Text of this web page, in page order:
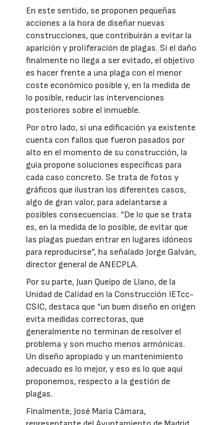
En este sentido, se proponen pequeñas
acciones a la hora de diseñar nuevas
construcciones, que contribuirán a evitar la
aparición y proliferación de plagas. Si el daño
finalmente no llega a ser evitado, el objetivo
es hacer frente a una plaga con el menor
coste económico posible y, en la medida de
lo posible, reducir las intervenciones
posteriores sobre el inmueble.
Por otro lado, si una edificación ya existente
cuenta con fallos que fueron pasados por
alto en el momento de su construcción, la
guía propone soluciones específicas para
cada caso concreto. Se trata de fotos y
gráficos que ilustran los diferentes casos,
algo de gran valor, para adelantarse a
posibles consecuencias. “De lo que se trata
es, en la medida de lo posible, de evitar que
las plagas puedan entrar en lugares idóneos
para reproducirse”, ha señalado Jorge Galván,
director general de ANECPLA.
Por su parte, Juan Queipo de Llano, de la
Unidad de Calidad en la Construcción IETcc-
CSIC, destaca que “un buen diseño en origen
evita medidas correctoras, que
generalmente no terminan de resolver el
problema y son mucho menos armónicas.
Un diseño apropiado y un mantenimiento
adecuado es lo mejor, y eso es lo que aquí
proponemos, respecto a la gestión de
plagas.
Finalmente, José María Cámara,